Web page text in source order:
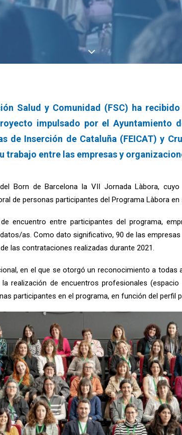
Salud y Comunidad (FSC) ha
impulsado por el Ayuntamiento
de Inserción de Cataluña (FEICAT) y
trabajo entre las empresas y
Born de Barcelona la VII Jornada Làbora,
de personas participantes del Programa Làbora
encuentro entre participantes del programa,
as. Como dato significativo, 90 de las
las contrataciones realizadas durante 2021.
en el que se otorgó un reconocimiento a
realización de encuentros profesionales
participantes en el programa, en función del perfil